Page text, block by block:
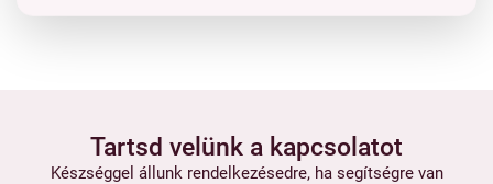
Tartsd velünk a kapcsolatot
Készséggel állunk rendelkezésedre, ha segítségre van